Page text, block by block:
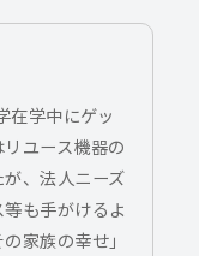
在学中にゲッ
ユース機器の
、法人ニーズ
も手がけるよ
家族の幸せ」